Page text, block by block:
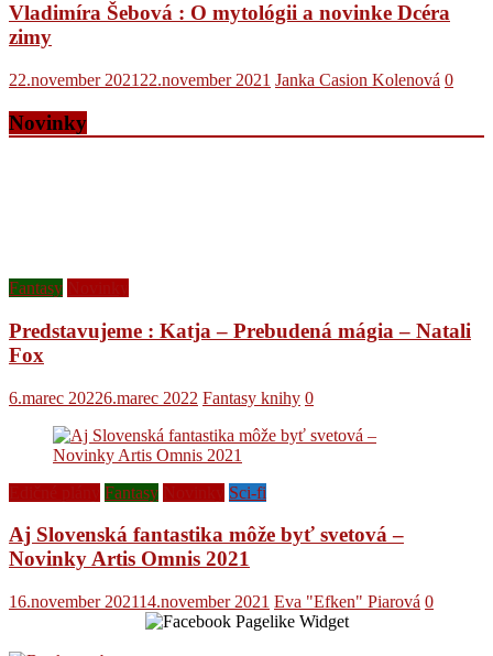
Vladimíra Šebová : O mytológii a novinke Dcéra
zimy
22.november 2021 22.november 2021 Janka Casion Kolenová 0
Novinky
Fantasy
Predstavujeme : Katja – Prebudená mágia – Natali
Fox
6.marec 20226.marec 2022 Fantasy knihy 0
Fantasy Sci-fi
Aj Slovenská fantastika môže byť svetová –
Novinky Artis Omnis 2021
16.november 202114.november 2021 Eva "Efken" Piarová 0